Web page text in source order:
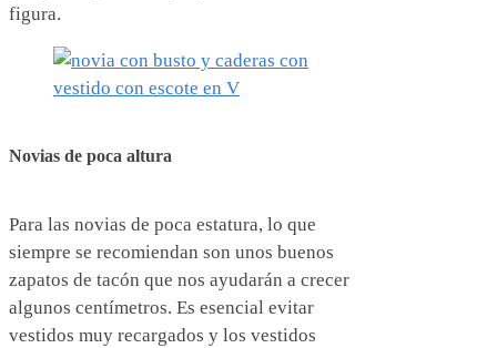
figura.
Novias de poca altura
Para las novias de poca estatura, lo que
siempre se recomiendan son unos buenos
zapatos de tacón que nos ayudarán a crecer
algunos centímetros. Es esencial evitar
vestidos muy recargados y los vestidos